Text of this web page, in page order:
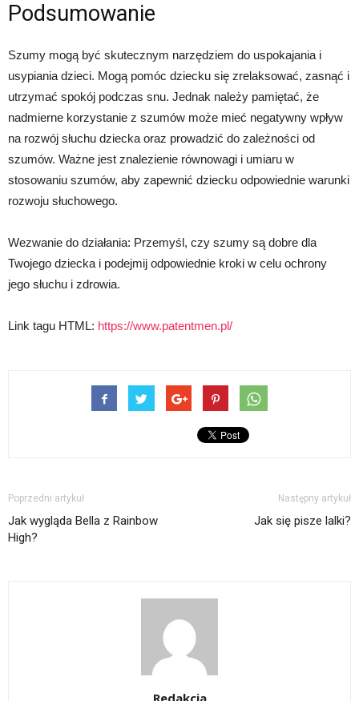
Podsumowanie
Szumy mogą być skutecznym narzędziem do uspokajania i
usypiania dzieci. Mogą pomóc dziecku się zrelaksować, zasnąć i
utrzymać spokój podczas snu. Jednak należy pamiętać, że
nadmierne korzystanie z szumów może mieć negatywny wpływ
na rozwój słuchu dziecka oraz prowadzić do zależności od
szumów. Ważne jest znalezienie równowagi i umiaru w
stosowaniu szumów, aby zapewnić dziecku odpowiednie warunki
rozwoju słuchowego.
Wezwanie do działania: Przemyśl, czy szumy są dobre dla
Twojego dziecka i podejmij odpowiednie kroki w celu ochrony
jego słuchu i zdrowia.
Link tagu HTML: https://www.patentmen.pl/
Poprzedni artykuł
Jak wygląda Bella z Rainbow
High?
Następny artykuł
Jak się pisze lalki?